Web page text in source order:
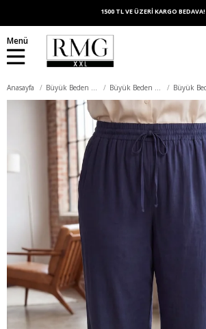
1500 TL VE ÜZERİ KARGO BEDAVA!
Menü
Anasayfa Büyük Beden Alt Giyim Büyük Beden Pantolon